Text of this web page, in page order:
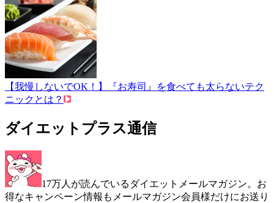
【我慢しないでOK！】『お寿司』を食べても太らないテク
ニックとは？
ダイエットプラス通信
17万人が読んでいるダイエットメールマガジン。お
得なキャンペーン情報もメールマガジン会員様だけにお送り